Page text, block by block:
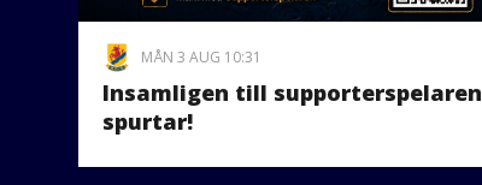
MÅN 3 AUG 10:31
Insamligen till supporterspelaren
spurtar!